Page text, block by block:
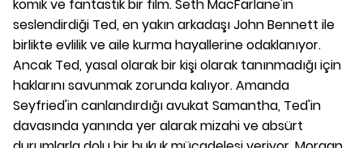
komik ve fantastik bir film. Seth MacFarlane'in
seslendirdiği Ted, en yakın arkadaşı John Bennett ile
birlikte evlilik ve aile kurma hayallerine odaklanıyor.
Ancak Ted, yasal olarak bir kişi olarak tanınmadığı için
haklarını savunmak zorunda kalıyor. Amanda
Seyfried'in canlandırdığı avukat Samantha, Ted'in
davasında yanında yer alarak mizahi ve absürt